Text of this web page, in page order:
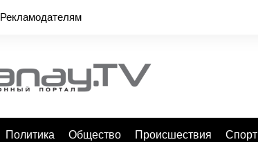
Рекламодателям
Политика Общество Происшествия Спорт